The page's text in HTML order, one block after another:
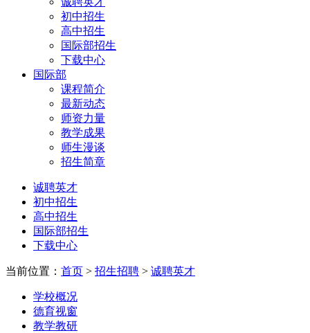
初中招生
高中招生
国际部招生
下载中心
国际部
课程简介
最新动态
师资力量
教学成果
师生漫谈
招生简章
诚聘英才
初中招生
高中招生
国际部招生
下载中心
当前位置： 首页 > 招生招聘 > 诚聘英才
学校概况
德育视窗
教学教研